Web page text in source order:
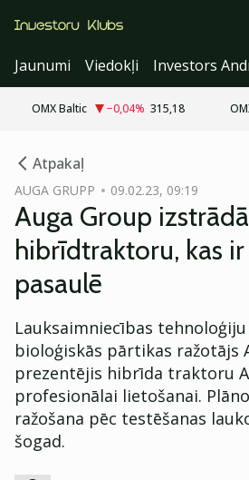
Jaunumi
Viedokļi Investors
OMX Baltic −0,04% 315,18
Atpakaļ
AUGA GRUPP 09.02.23, 09:19
Auga Group izstrādā
hibrīdtraktoru, kas
pasaulē
Lauksaimniecības
bioloģiskās pārtikas ražotājs
prezentējis hibrīda traktoru
profesionālai lietošanai.
ražošana pēc testēšanas
šogad.